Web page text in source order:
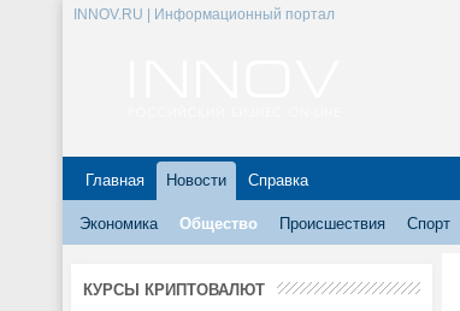
INNOV.RU | Информационный портал
Главная Новости Справка
Экономика Общество Происшествия Спорт
КУРСЫ КРИПТОВАЛЮТ